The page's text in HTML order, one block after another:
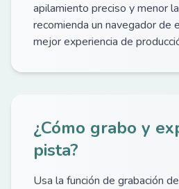
apilamiento preciso y menor
recomienda un navegador de
mejor experiencia de
¿Cómo grabo y
pista?
Usa la función de grabación